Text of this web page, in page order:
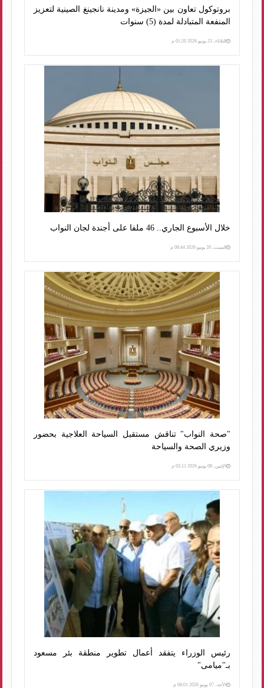
بروتوكول تعاون بين «الجيزة» ومدينة نانجينغ الصينية لتعزيز
المنفعة المتبادلة لمدة (5) سنوات
الثلاثاء، 23 يونيو 2026 01:20 م
خلال الأسبوع الجاري.. 46 ملفا على أجندة لجان النواب
السبت، 20 يونيو 2026 08:44 م
"صحة النواب" تناقش مستقبل السياحة العلاجية بحضور
وزيري الصحة والسياحة
الإثنين، 08 يونيو 2026 03:11 م
رئيس الوزراء يتفقد أعمال تطوير منطقة بئر مسعود
بـ"ميامى"
الأحد، 07 يونيو 2026 06:01 م